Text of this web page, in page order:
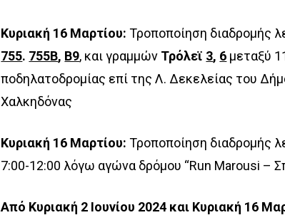
Κυριακή 16 Μαρτίου: Τροποποίηση διαδρομής
755. 755Β, Β9, και γραμμών Τρόλεϊ 3, 6 μεταξύ
ποδηλατοδρομίας επί της Λ. Δεκελείας του
Χαλκηδόνας
Κυριακή 16 Μαρτίου: Τροποποίηση διαδρομής
7:00-12:00 λόγω αγώνα δρόμου “Run Marousi –
Από Κυριακή 2 Ιουνίου 2024 και Κυριακή 16